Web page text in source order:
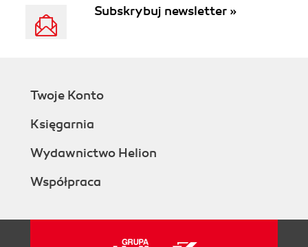
Subskrybuj newsletter »
Twoje Konto
Księgarnia
Wydawnictwo Helion
Współpraca